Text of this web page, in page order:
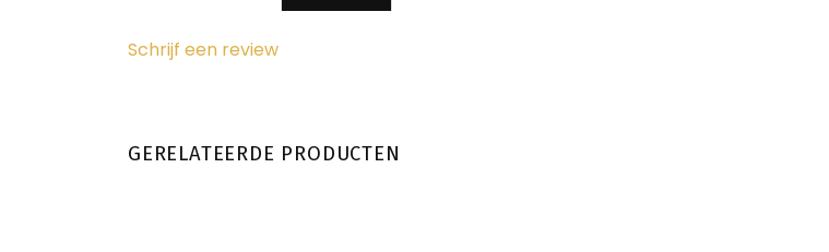
Schrijf een review
GERELATEERDE PRODUCTEN